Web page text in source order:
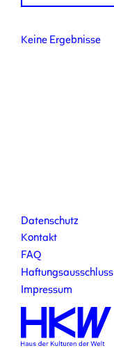
Keine Ergebnisse
Impressum
Haftungsausschluss
FAQ
Kontakt
Datenschutz